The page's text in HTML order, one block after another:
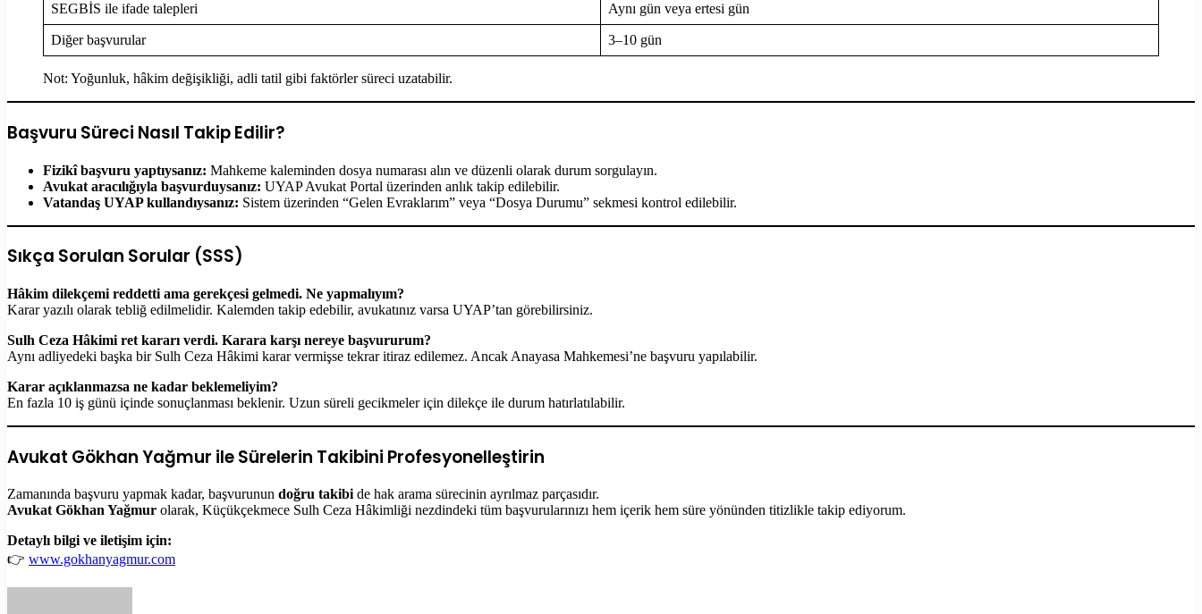
SEGBİS ile ifade talepleri Aynı gün veya ertesi gün
Diğer başvurular 3–10 gün
Not: Yoğunluk, hâkim değişikliği, adli tatil gibi faktörler süreci uzatabilir.
Başvuru Süreci Nasıl Takip Edilir?
Fizikî başvuru yaptıysanız: Mahkeme kaleminden dosya numarası alın ve düzenli olarak durum sorgulayın.
Avukat aracılığıyla başvurduysanız: UYAP Avukat Portal üzerinden anlık takip edilebilir.
Vatandaş UYAP kullandıysanız: Sistem üzerinden “Gelen Evraklarım” veya “Dosya Durumu” sekmesi kontrol edilebilir.
Sıkça Sorulan Sorular (SSS)
Hâkim dilekçemi reddetti ama gerekçesi gelmedi. Ne yapmalıyım?
Karar yazılı olarak tebliğ edilmelidir. Kalemden takip edebilir, avukatınız varsa UYAP’tan görebilirsiniz.
Sulh Ceza Hâkimi ret kararı verdi. Karara karşı nereye başvururum?
Aynı adliyedeki başka bir Sulh Ceza Hâkimi karar vermişse tekrar itiraz edilemez. Ancak Anayasa Mahkemesi’ne başvuru yapılabilir.
Karar açıklanmazsa ne kadar beklemeliyim?
En fazla 10 iş günü içinde sonuçlanması beklenir. Uzun süreli gecikmeler için dilekçe ile durum hatırlatılabilir.
Avukat Gökhan Yağmur ile Sürelerin Takibini Profesyonelleştirin
Zamanında başvuru yapmak kadar, başvurunun doğru takibi de hak arama sürecinin ayrılmaz parçasıdır.
Avukat Gökhan Yağmur olarak, Küçükçekmece Sulh Ceza Hâkimliği nezdindeki tüm başvurularınızı hem içerik hem süre yönünden titizlikle takip ediyorum.
Detaylı bilgi ve iletişim için:
👉 www.gokhanyagmur.com